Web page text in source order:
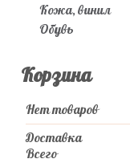
Кожа, винил
Обувь
Корзина
Нет товаров
Доставка
Всего